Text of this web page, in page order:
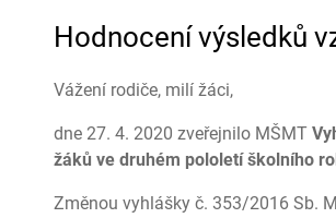
Hodnocení výsledků
Vážení rodiče, milí žáci,
dne 27. 4. 2020 zveřejnilo MŠMT V
žáků ve druhém pololetí školního
Změnou vyhlášky č. 353/2016 Sb.